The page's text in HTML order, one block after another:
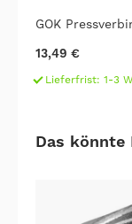
GOK
13,49 €
Lieferfrist: 1-3
Das könnte